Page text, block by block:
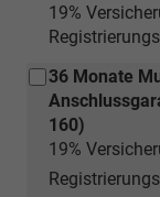
19%
36 Monate
160)
19%